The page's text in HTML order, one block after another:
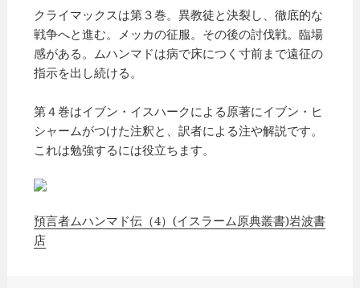
クライマックスは第３巻。異教徒と決裂し、徹底的な
戦争へと進む。メッカの征服。その後の討伐戦。臨場
感がある。ムハンマドは病で床につく寸前まで遠征の
指示を出し続ける。
第４巻はイブン・イスハークによる原著にイブン・ヒ
シャームがつけた注釈と、訳者による注や解説です。
これは勉強するには役立ちます。
預言者ムハンマド伝（4）(イスラーム原典叢書)岩波書
店